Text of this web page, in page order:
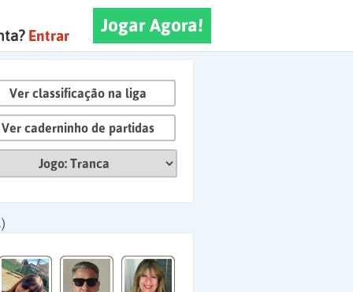
Jogar Agora!
Entrar
Ver classificação na liga
Ver caderninho de partidas